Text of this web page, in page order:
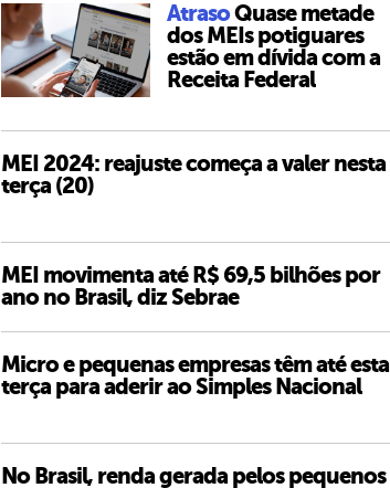
AtrasoQuase metade
dos MEIs potiguares
estão em dívida com a
Receita Federal
MEI 2024: reajuste começa a valer nesta
terça (20)
MEI movimenta até R$ 69,5 bilhões por
ano no Brasil, diz Sebrae
Micro e pequenas empresas têm até esta
terça para aderir ao Simples Nacional
No Brasil, renda gerada pelos pequenos